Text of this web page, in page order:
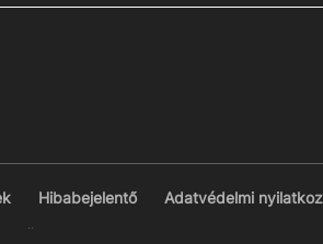
Hibabejelentő Adatvédelmi